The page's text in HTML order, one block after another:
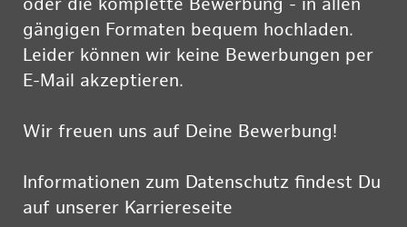
oder die komplette Bewerbung - in allen
gängigen Formaten bequem hochladen.
Leider können wir keine Bewerbungen per
E-Mail akzeptieren.
Wir freuen uns auf Deine Bewerbung!
Informationen zum Datenschutz findest Du
auf unserer Karriereseite